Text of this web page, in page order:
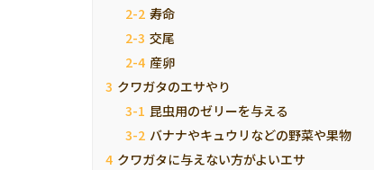
寿命
交尾
産卵
クワガタのエサやり
昆虫用のゼリーを与える
バナナやキュウリなどの野菜や果物
クワガタに与えない方がよいエサ